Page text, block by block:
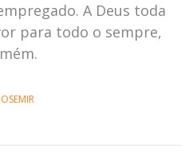
A Deus toda
para todo o sempre,